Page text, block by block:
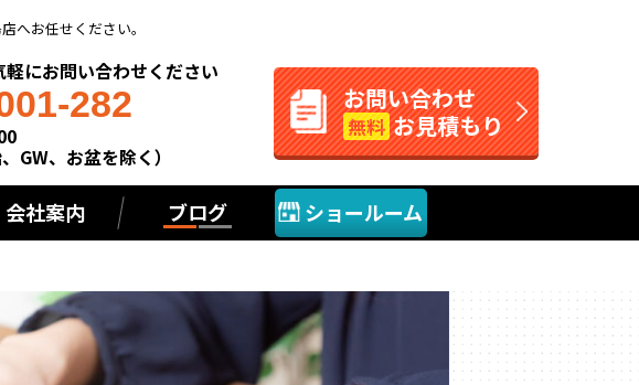
へお任せください。
軽にお問い合わせください
282
GW、お盆を除く）
お問い合わせ
無料 お見積もり
会社案内 ブログ ショールーム